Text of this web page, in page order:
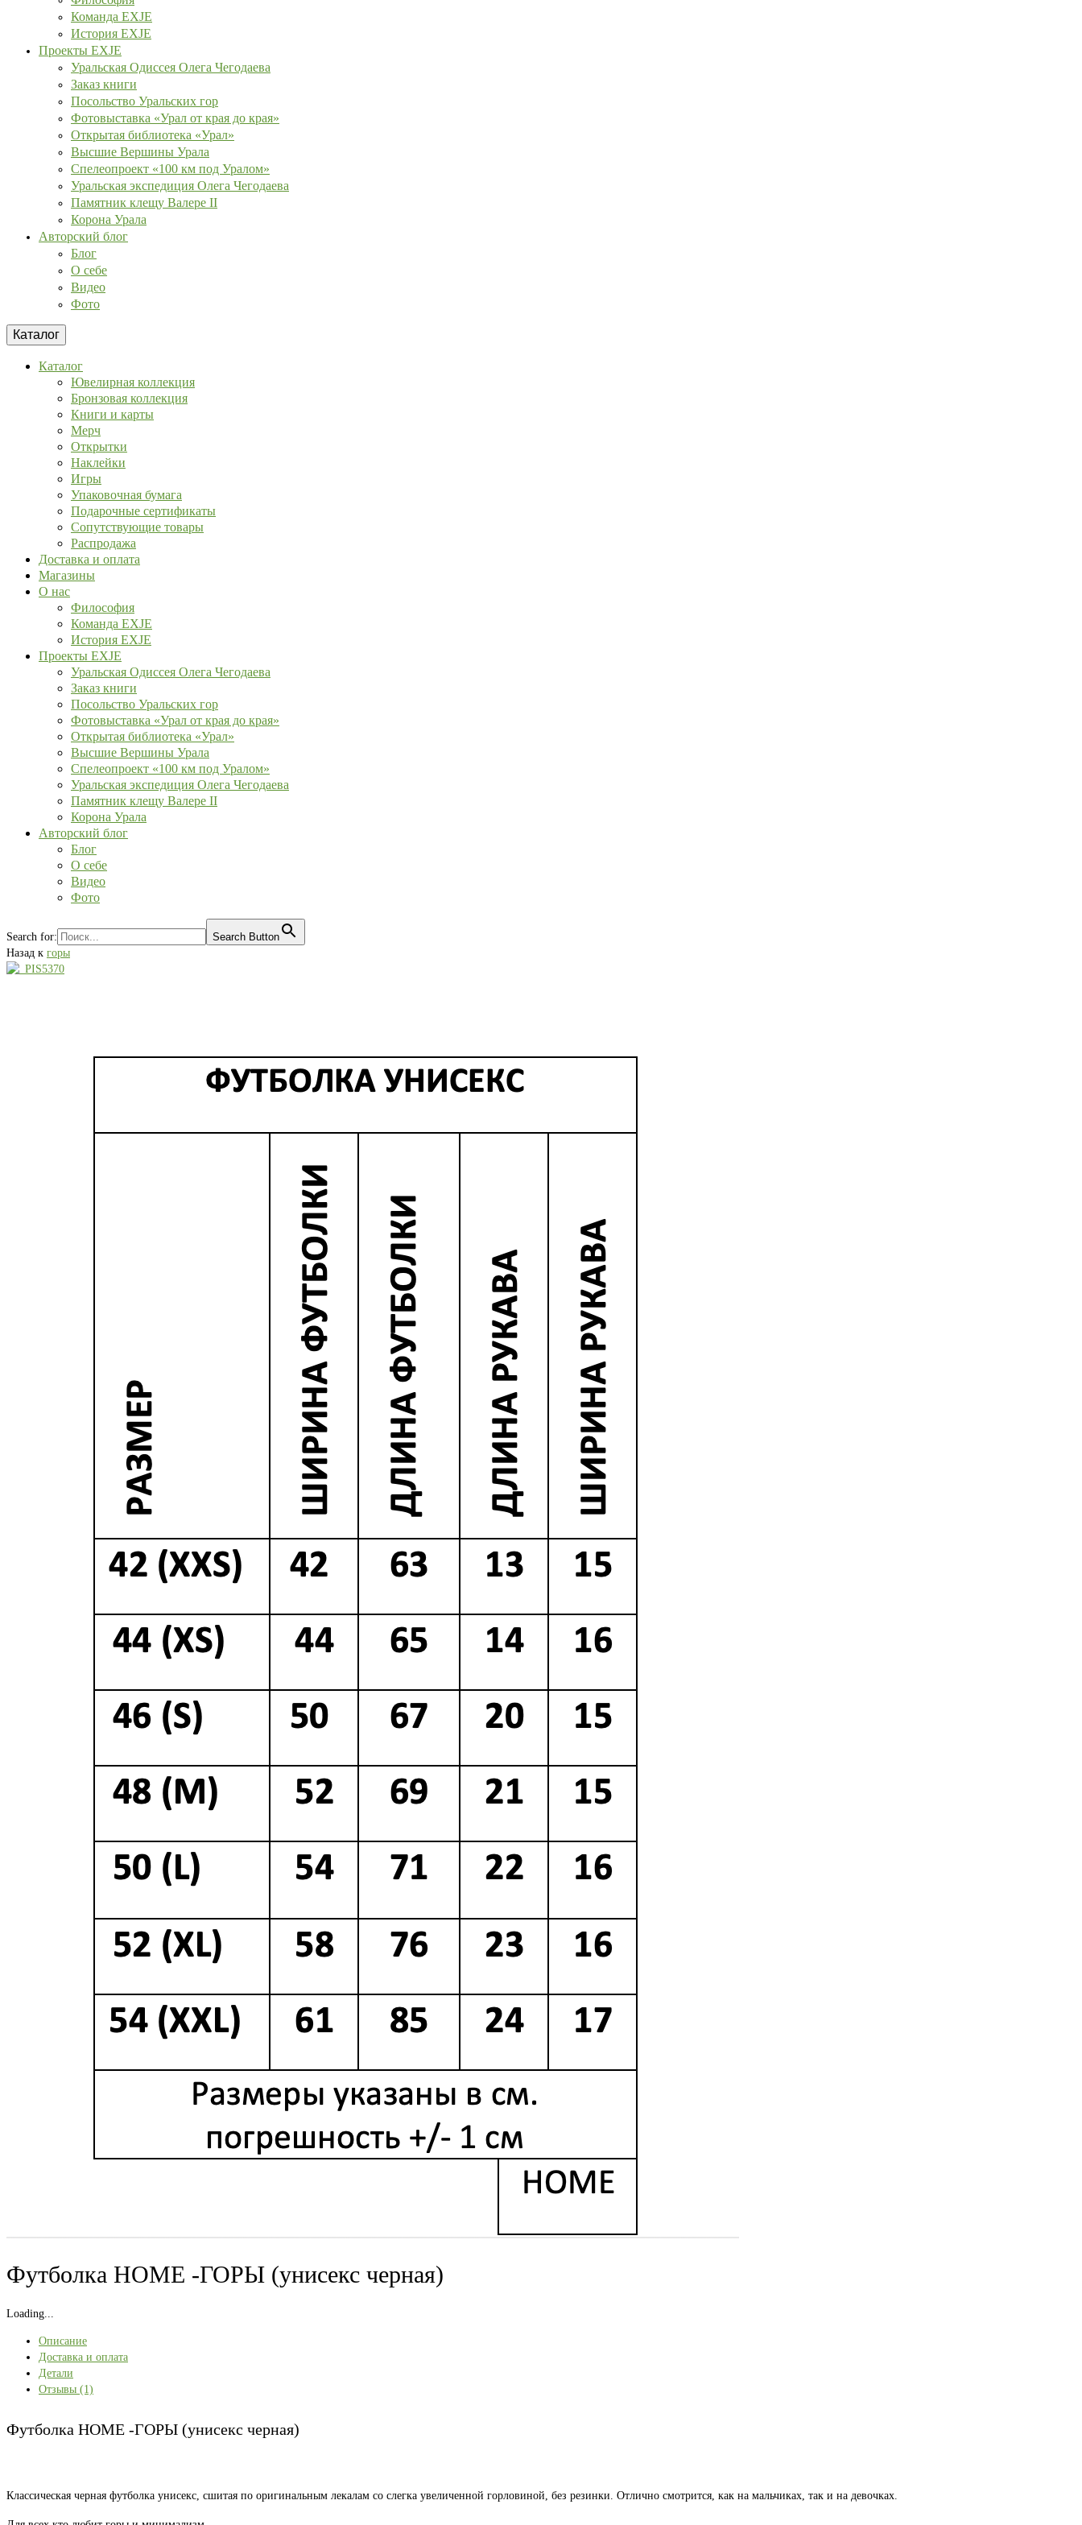
Команда EXJE
История EXJE
Проекты EXJE
Уральская Одиссея Олега Чегодаева
Заказ книги
Посольство Уральских гор
Фотовыставка «Урал от края до края»
Открытая библиотека «Урал»
Высшие Вершины Урала
Спелеопроект «100 км под Уралом»
Уральская экспедиция Олега Чегодаева
Памятник клещу Валере II
Корона Урала
Авторский блог
Блог
О себе
Видео
Фото
Каталог
Каталог
Ювелирная коллекция
Бронзовая коллекция
Книги и карты
Мерч
Открытки
Наклейки
Игры
Упаковочная бумага
Подарочные сертификаты
Сопутствующие товары
Распродажа
Доставка и оплата
Магазины
О нас
Философия
Команда EXJE
История EXJE
Проекты EXJE
Уральская Одиссея Олега Чегодаева
Заказ книги
Посольство Уральских гор
Фотовыставка «Урал от края до края»
Открытая библиотека «Урал»
Высшие Вершины Урала
Спелеопроект «100 км под Уралом»
Уральская экспедиция Олега Чегодаева
Памятник клещу Валере II
Корона Урала
Авторский блог
Блог
О себе
Видео
Фото
Search for:
Search Button
Назад к горы
Футболка HOME -ГОРЫ (унисекс черная)
Loading...
Описание
Доставка и оплата
Детали
Отзывы (1)
Футболка HOME -ГОРЫ (унисекс черная)
Классическая черная футболка унисекс, сшитая по оригинальным лекалам со слегка увеличенной горловиной, без резинки. Отлично смотрится, как на мальчиках, так и на девочках.